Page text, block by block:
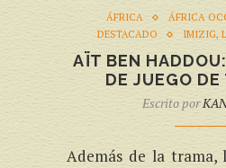
ÁFRICA
ÁFRICA
DESTACADO
IMIZIG,
AÏT BEN
DE JUEGO DE
Escrito por
Además de la trama,